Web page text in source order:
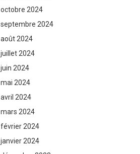
octobre 2024
septembre 2024
août 2024
juillet 2024
juin 2024
mai 2024
avril 2024
mars 2024
février 2024
janvier 2024